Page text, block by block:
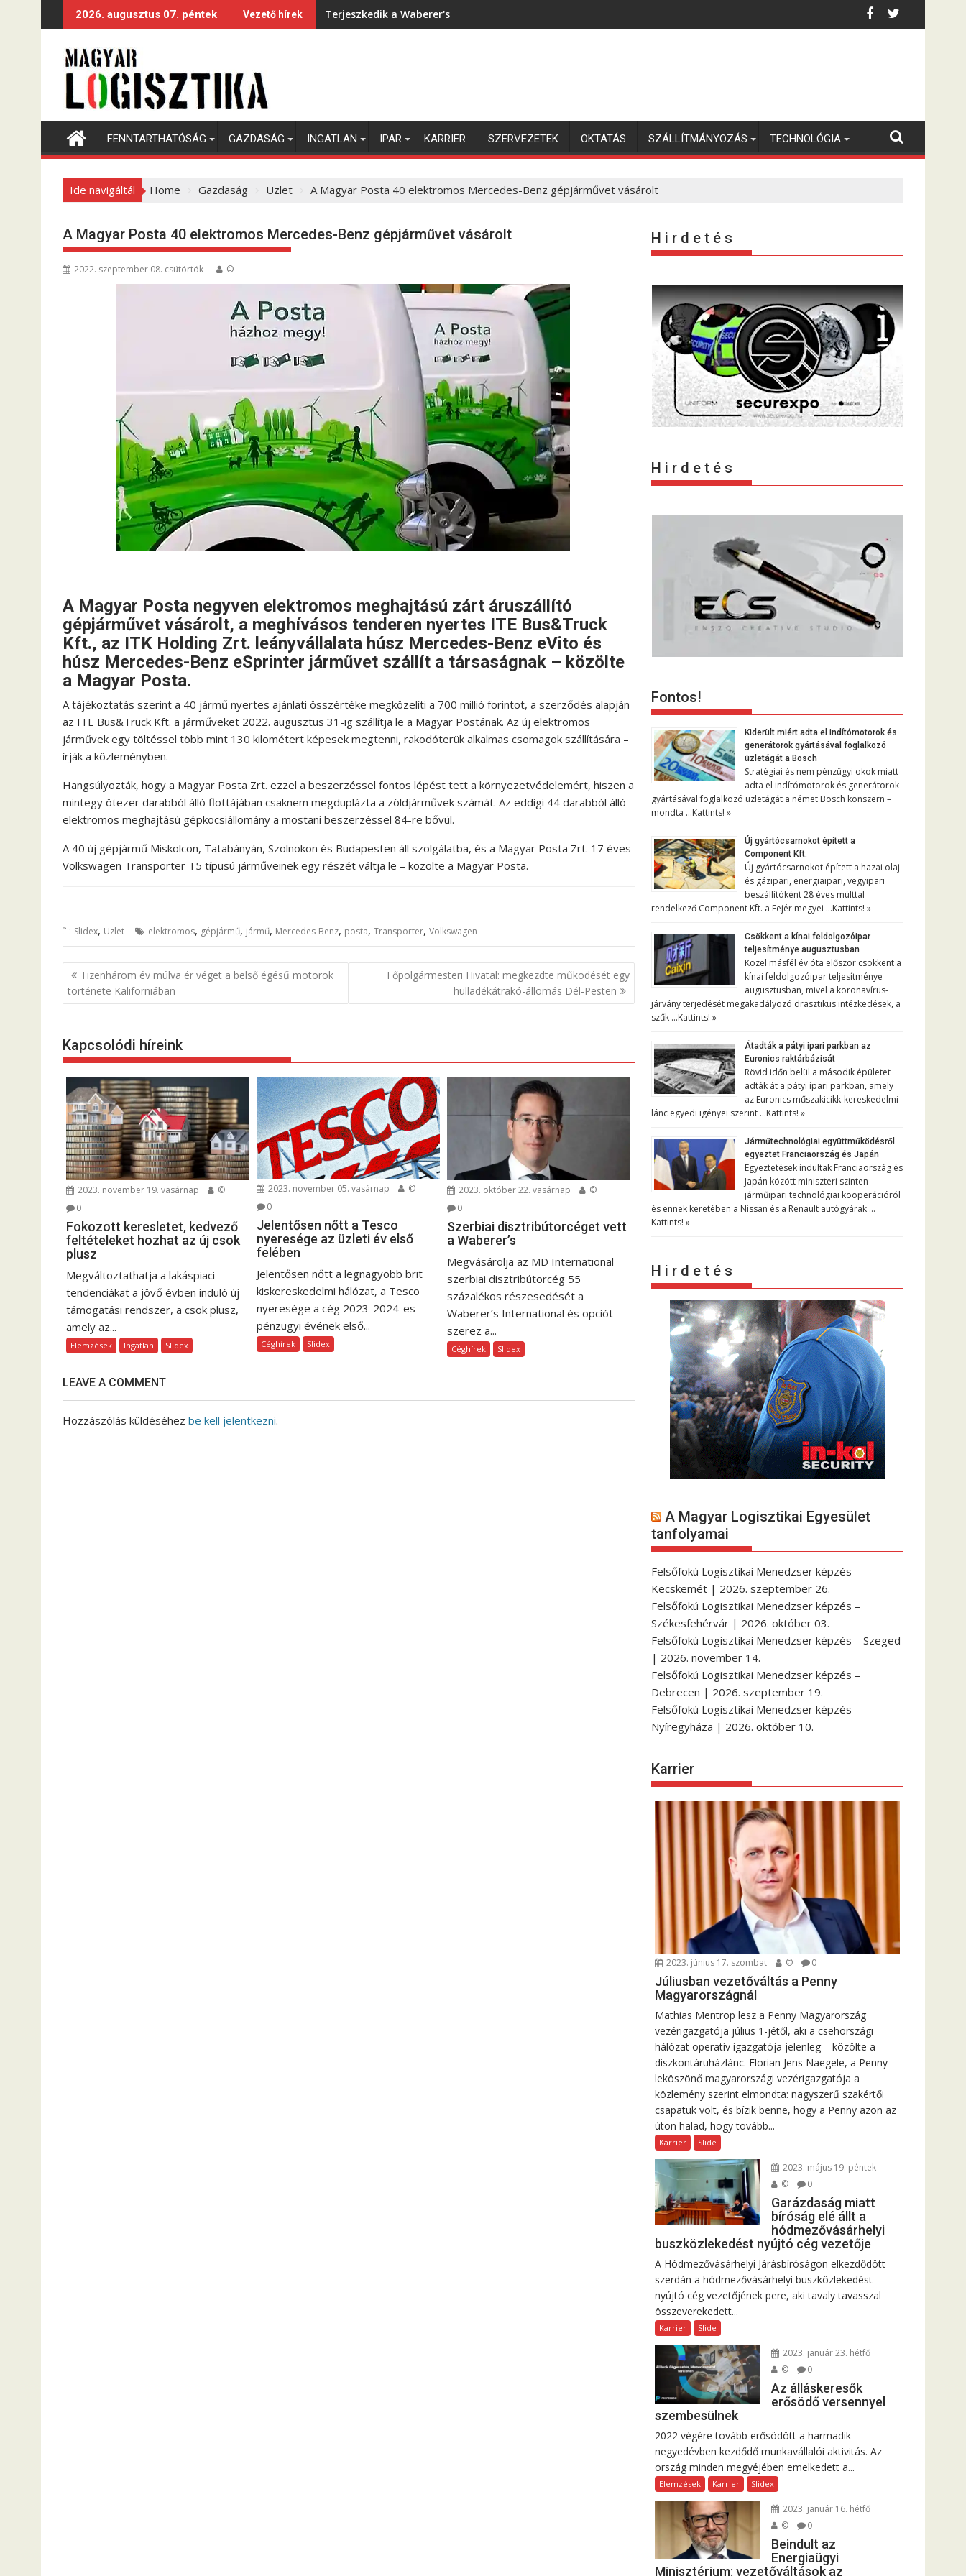
k
2026. augusztus 07. péntek Vezető hírek Terjeszkedik a Waberer's
FENNTARTHATÓSÁG GAZDASÁG INGATLAN IPAR KARRIER SZERVEZETEK OKTATÁS SZÁLLÍTMÁNYOZÁS TECHNOLÓGIA
Ide navigáltál Home Gazdaság Üzlet A Magyar Posta 40 elektromos Mercedes-Benz gépjárművet vásárolt
A Magyar Posta 40 elektromos Mercedes-Benz gépjárművet vásárolt
2022. szeptember 08. csütörtök ©
A Magyar Posta negyven elektromos meghajtású zárt áruszállító
gépjárművet vásárolt, a meghívásos tenderen nyertes ITE Bus&Truck
Kft., az ITK Holding Zrt. leányvállalata húsz Mercedes-Benz eVito és
húsz Mercedes-Benz eSprinter járművet szállít a társaságnak – közölte
a Magyar Posta.
A tájékoztatás szerint a 40 jármű nyertes ajánlati összértéke megközelíti a 700 millió forintot, a szerződés alapján
az ITE Bus&Truck Kft. a járműveket 2022. augusztus 31-ig szállítja le a Magyar Postának. Az új elektromos
járművek egy töltéssel több mint 130 kilométert képesek megtenni, rakodóterük alkalmas csomagok szállítására –
írják a közleményben.
Hangsúlyozták, hogy a Magyar Posta Zrt. ezzel a beszerzéssel fontos lépést tett a környezetvédelemért, hiszen a
mintegy ötezer darabból álló flottájában csaknem megduplázta a zöldjárművek számát. Az eddigi 44 darabból álló
elektromos meghajtású gépkocsiállomány a mostani beszerzéssel 84-re bővül.
A 40 új gépjármű Miskolcon, Tatabányán, Szolnokon és Budapesten áll szolgálatba, és a Magyar Posta Zrt. 17 éves
Volkswagen Transporter T5 típusú járműveinek egy részét váltja le – közölte a Magyar Posta.
Slidex, Üzlet elektromos, gépjármű, jármű, Mercedes-Benz, posta, Transporter, Volkswagen
B
e
g
y
z
é
s
n
a
v
i
g
á
c
ó
Tizenhárom év múlva ér véget a belső égésű motorok
története Kaliforniában
Főpolgármesteri Hivatal: megkezdte működését egy
hulladékátrakó-állomás Dél-Pesten
Kapcsolódi híreink
2023. november 19. vasárnap
©
0
Fokozott keresletet, kedvező
feltételeket hozhat az új csok
plusz
Megváltoztathatja a lakáspiaci
tendenciákat a jövő évben induló új
támogatási rendszer, a csok plusz,
amely az...
Elemzések Ingatlan Slidex
2023. november 05. vasárnap
©
0
Jelentősen nőtt a Tesco
nyeresége az üzleti év első
felében
Jelentősen nőtt a legnagyobb brit
kiskereskedelmi hálózat, a Tesco
nyeresége a cég 2023-2024-es
pénzügyi évének első...
Céghírek Slidex
2023. október 22. vasárnap
©
0
Szerbiai disztribútorcéget vett
a Waberer’s
Megvásárolja az MD International
szerbiai disztribútorcég 55
százalékos részesedését a
Waberer’s International és opciót
szerez a...
Céghírek Slidex
LEAVE A COMMENT
Hozzászólás küldéséhez be kell jelentkezni.
H i r d e t é s
H i r d e t é s
Fontos!
Kiderült miért adta el indítómotorok és
generátorok gyártásával foglalkozó
üzletágát a Bosch
Stratégiai és nem pénzügyi okok miatt
adta el indítómotorok és generátorok
gyártásával foglalkozó üzletágát a német Bosch konszern –
mondta …Kattints! »
Új gyártócsarnokot épített a
Component Kft.
Új gyártócsarnokot épített a hazai olaj-
és gázipari, energiaipari, vegyipari
beszállítóként 28 éves múlttal
rendelkező Component Kft. a Fejér megyei …Kattints! »
Csökkent a kínai feldolgozóipar
teljesítménye augusztusban
Közel másfél év óta először csökkent a
kínai feldolgozóipar teljesítménye
augusztusban, mivel a koronavírus-
járvány terjedését megakadályozó drasztikus intézkedések, a
szűk …Kattints! »
Átadták a pátyi ipari parkban az
Euronics raktárbázisát
Rövid időn belül a második épületet
adták át a pátyi ipari parkban, amely
az Euronics műszakicikk-kereskedelmi
lánc egyedi igényei szerint …Kattints! »
Járműtechnológiai együttműködésről
egyeztet Franciaország és Japán
Egyeztetések indultak Franciaország és
Japán között miniszteri szinten
járműipari technológiai kooperációról
és ennek keretében a Nissan és a Renault autógyárak …
Kattints! »
H i r d e t é s
A Magyar Logisztikai Egyesület
tanfolyamai
Felsőfokú Logisztikai Menedzser képzés –
Kecskemét | 2026. szeptember 26.
Felsőfokú Logisztikai Menedzser képzés –
Székesfehérvár | 2026. október 03.
Felsőfokú Logisztikai Menedzser képzés – Szeged
| 2026. november 14.
Felsőfokú Logisztikai Menedzser képzés –
Debrecen | 2026. szeptember 19.
Felsőfokú Logisztikai Menedzser képzés –
Nyíregyháza | 2026. október 10.
Karrier
2023. június 17. szombat © 0
Júliusban vezetőváltás a Penny
Magyarországnál
Mathias Mentrop lesz a Penny Magyarország
vezérigazgatója július 1-jétől, aki a csehországi
hálózat operatív igazgatója jelenleg – közölte a
diszkontáruházlánc. Florian Jens Naegele, a Penny
leköszönő magyarországi vezérigazgatója a
közlemény szerint elmondta: nagyszerű szakértői
csapatuk volt, és bízik benne, hogy a Penny azon az
úton halad, hogy tovább...
Karrier Slide
2023. május 19. péntek
©
0
Garázdaság miatt
bíróság elé állt a
hódmezővásárhelyi
buszközlekedést nyújtó cég vezetője
A Hódmezővásárhelyi Járásbíróságon elkezdődött
szerdán a hódmezővásárhelyi buszközlekedést
nyújtó cég vezetőjének pere, aki tavaly tavasszal
összeverekedett...
Karrier Slide
2023. január 23. hétfő
©
0
Az álláskeresők
erősödő versennyel
szembesülnek
2022 végére tovább erősödött a harmadik
negyedévben kezdődő munkavállalói aktivitás. Az
ország minden megyéjében emelkedett a...
Elemzések Karrier Slidex
2023. január 16. hétfő
©
0
Beindult az
Energiaügyi
Minisztérium: vezetőváltások az